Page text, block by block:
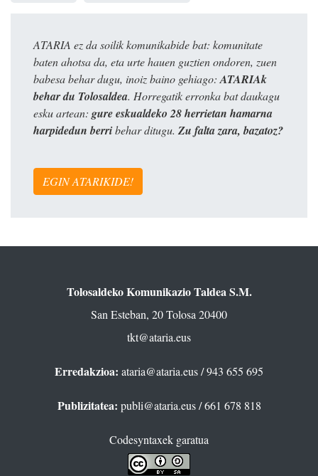
ATARIA ez da soilik komunikabide bat: komunitate
baten ahotsa da, eta urte hauen guztien ondoren, zuen
babesa behar dugu, inoiz baino gehiago: ATARIAk
behar du Tolosaldea. Horregatik erronka bat daukagu
esku artean: gure eskualdeko 28 herrietan hamarna
harpidedun berribehar ditugu. Zu falta zara, bazatoz?
EGIN ATARIKIDE!
Tolosaldeko Komunikazio Taldea S.M.
San Esteban, 20 Tolosa 20400
tkt@ataria.eus
Erredakzioa: ataria@ataria.eus/ 943 655 695
Publizitatea: publi@ataria.eus/ 661 678 818
Codesyntaxek garatua